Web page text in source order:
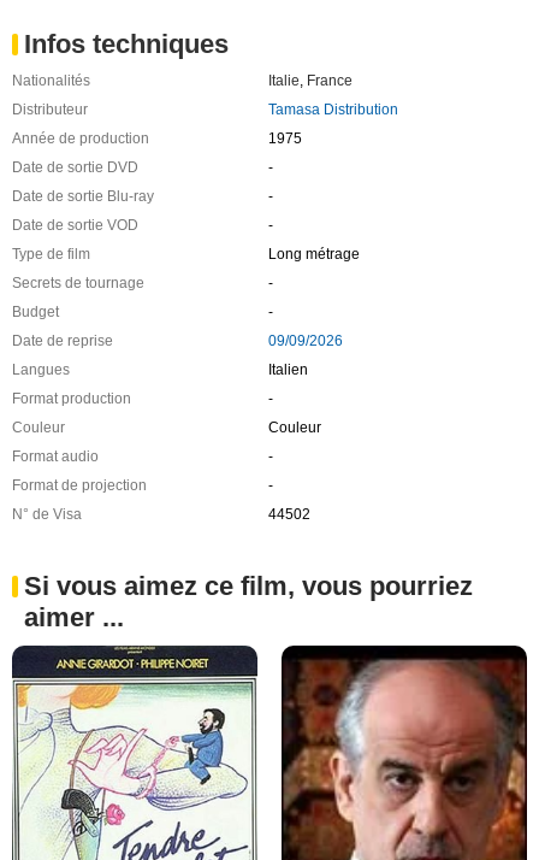
Infos techniques
Nationalités Italie, France
Distributeur
Tamasa Distribution
Année de production
1975
Date de sortie DVD
-
Date de sortie Blu-ray
-
Date de sortie VOD
-
Type de film
Long métrage
Secrets de tournage
-
Budget
-
Date de reprise
09/09/2026
Langues
Italien
Format production
-
Couleur
Couleur
Format audio
-
Format de projection
-
N° de Visa
44502
Si vous aimez ce film, vous pourriez
aimer ...